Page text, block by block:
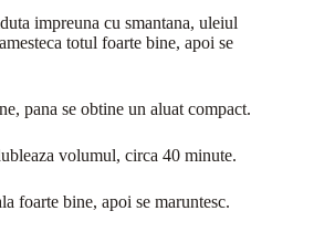
impreuna cu smantana, uleiul
totul foarte bine, apoi se
pana se obtine un aluat compact.
volumul, circa 40 minute.
foarte bine, apoi se maruntesc.